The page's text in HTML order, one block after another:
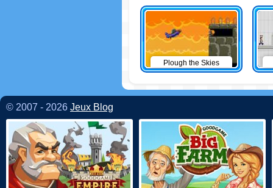
Plough the Skies
© 2007 - 2026 Jeux Blog